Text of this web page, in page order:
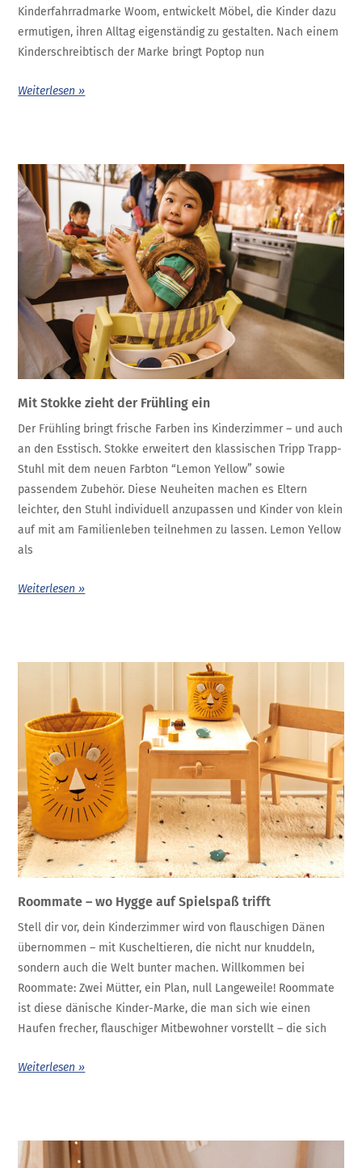
Kinderfahrradmarke Woom, entwickelt Möbel, die Kinder dazu
ermutigen, ihren Alltag eigenständig zu gestalten. Nach einem
Kinderschreibtisch der Marke bringt Poptop nun
Weiterlesen »
Mit Stokke zieht der Frühling ein
Der Frühling bringt frische Farben ins Kinderzimmer – und auch
an den Esstisch. Stokke erweitert den klassischen Tripp Trapp-
Stuhl mit dem neuen Farbton “Lemon Yellow” sowie
passendem Zubehör. Diese Neuheiten machen es Eltern
leichter, den Stuhl individuell anzupassen und Kinder von klein
auf mit am Familienleben teilnehmen zu lassen. Lemon Yellow
als
Weiterlesen »
Roommate – wo Hygge auf Spielspaß trifft
Stell dir vor, dein Kinderzimmer wird von flauschigen Dänen
übernommen – mit Kuscheltieren, die nicht nur knuddeln,
sondern auch die Welt bunter machen. Willkommen bei
Roommate: Zwei Mütter, ein Plan, null Langeweile! Roommate
ist diese dänische Kinder-Marke, die man sich wie einen
Haufen frecher, flauschiger Mitbewohner vorstellt – die sich
Weiterlesen »